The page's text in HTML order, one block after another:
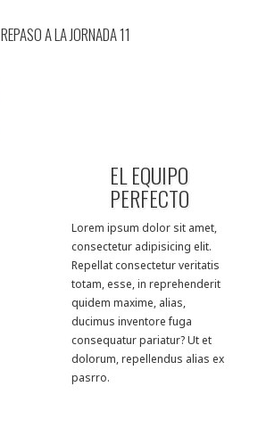
REPASO A LA JORNADA 11
EL EQUIPO
PERFECTO
Lorem ipsum dolor sit amet,
consectetur adipisicing elit.
Repellat consectetur veritatis
totam, esse, in reprehenderit
quidem maxime, alias,
ducimus inventore fuga
consequatur pariatur? Ut et
dolorum, repellendus alias ex
pasrro.